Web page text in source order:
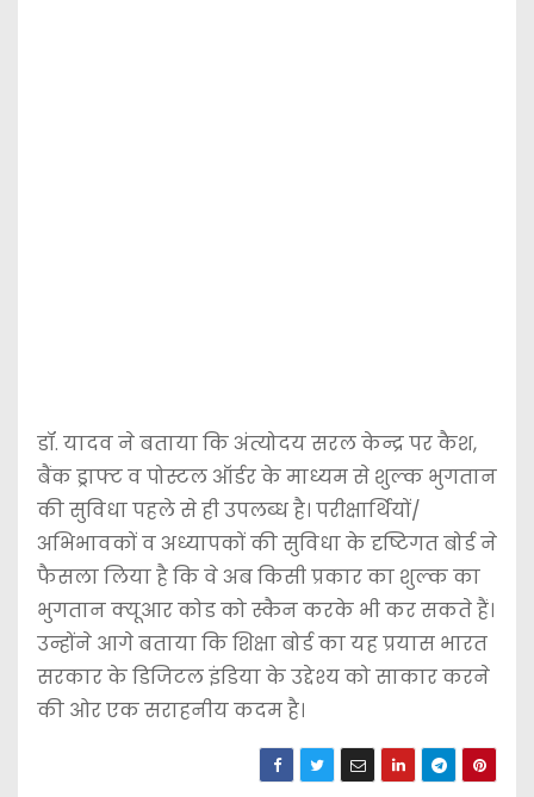
डॉ. यादव ने बताया कि अंत्योदय सरल केन्द्र पर कैश,
बैंक ड्राफ्ट व पोस्टल ऑर्डर के माध्यम से शुल्क भुगतान
की सुविधा पहले से ही उपलब्ध है। परीक्षार्थियों/
अभिभावकों व अध्यापकों की सुविधा के दृष्टिगत बोर्ड ने
फैसला लिया है कि वे अब किसी प्रकार का शुल्क का
भुगतान क्यूआर कोड को स्कैन करके भी कर सकते हैं।
उन्होंने आगे बताया कि शिक्षा बोर्ड का यह प्रयास भारत
सरकार के डिजिटल इंडिया के उद्देश्य को साकार करने
की ओर एक सराहनीय कदम है।